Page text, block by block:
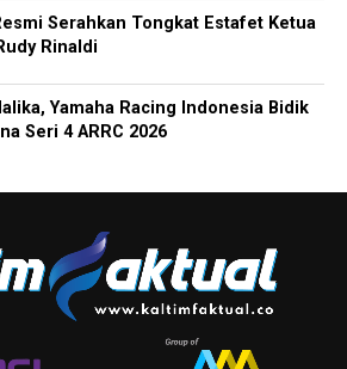
Serahkan Tongkat Estafet Ketua
Rinaldi
Yamaha Racing Indonesia Bidik
Seri 4 ARRC 2026